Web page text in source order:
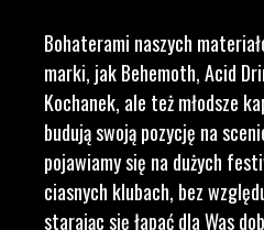
Bohaterami naszych
marki, jak Behemoth, Acid
Kochanek, ale też młodsze
budują swoją pozycję na
pojawiamy się na dużych
ciasnych klubach, bez
starając się łapać dla Was